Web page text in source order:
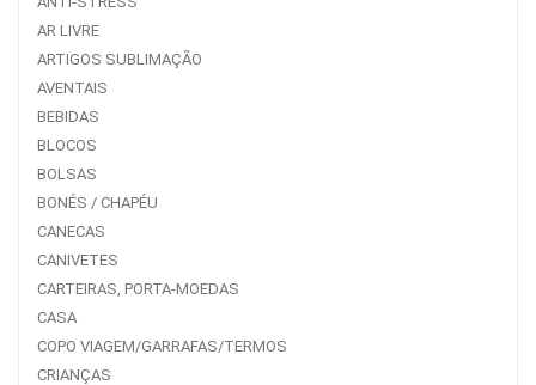
AR LIVRE
ARTIGOS SUBLIMAÇÃO
AVENTAIS
BEBIDAS
BLOCOS
BOLSAS
BONÉS / CHAPÉU
CANECAS
CANIVETES
CARTEIRAS, PORTA-MOEDAS
CASA
COPO VIAGEM/GARRAFAS/TERMOS
CRIANÇAS